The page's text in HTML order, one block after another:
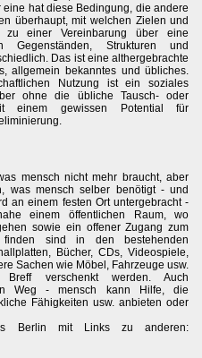
hat diese Bedingung, die andere
überhaupt, mit welchen Zielen und
zu einer Vereinbarung über eine
Gegenständen, Strukturen und
Das ist eine althergebrachte
allgemein bekanntes und übliches.
Nutzung ist ein soziales
ohne die übliche Tausch- oder
einem gewissen Potential für
mensch nicht mehr braucht, aber
was mensch selber benötigt - und
an einem festen Ort untergebracht -
einem öffentlichen Raum, wo
sowie ein offener Zugang zum
sind in den bestehenden
Bücher, CDs, Videospiele,
Sachen wie Möbel, Fahrzeuge usw.
verschenkt werden. Auch
Weg - mensch kann Hilfe, die
Fähigkeiten usw. anbieten oder
Berlin mit Links zu anderen: